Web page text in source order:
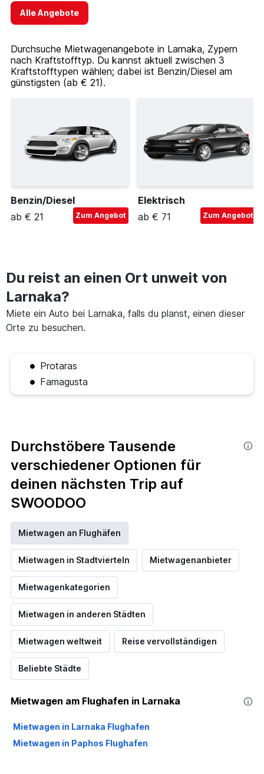
Alle Angebote
Durchsuche Mietwagenangebote in Larnaka, Zypern
nach Kraftstofftyp. Du kannst aktuell zwischen 3
Kraftstofftypen wählen; dabei ist Benzin/Diesel am
günstigsten (ab € 21).
Benzin/Diesel
ab € 21
Zum Angebot
Elektrisch
ab € 71
Zum Angebot
Du reist an einen Ort unweit von
Larnaka?
Miete ein Auto bei Larnaka, falls du planst, einen dieser
Orte zu besuchen.
Protaras
Famagusta
Durchstöbere Tausende
verschiedener Optionen für
deinen nächsten Trip auf
SWOODOO
Mietwagen an Flughäfen
Mietwagen in Stadtvierteln Mietwagenanbieter
Mietwagenkategorien
Mietwagen in anderen Städten
Mietwagen weltweit Reise vervollständigen
Beliebte Städte
Mietwagen am Flughafen in Larnaka
Mietwagen in Larnaka Flughafen
Mietwagen in Paphos Flughafen